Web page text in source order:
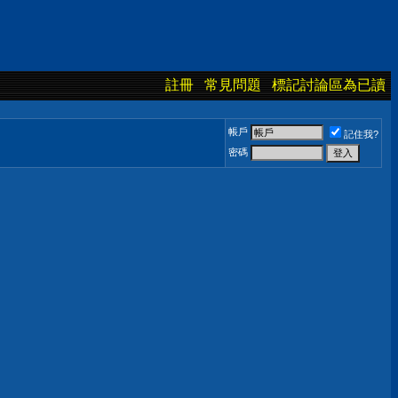
註冊 常見問題 標記討論區為已讀
帳戶
記住我?
密碼